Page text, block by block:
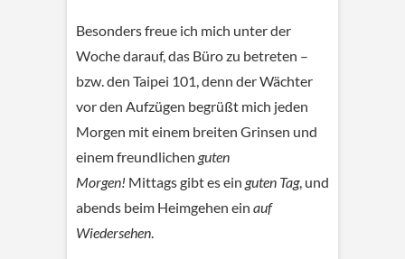
Besonders freue ich mich unter der
Woche darauf, das Büro zu betreten –
bzw. den Taipei 101, denn der Wächter
vor den Aufzügen begrüßt mich jeden
Morgen mit einem breiten Grinsen und
einem freundlichen guten
Morgen! Mittags gibt es ein guten Tag, und
abends beim Heimgehen ein auf
Wiedersehen